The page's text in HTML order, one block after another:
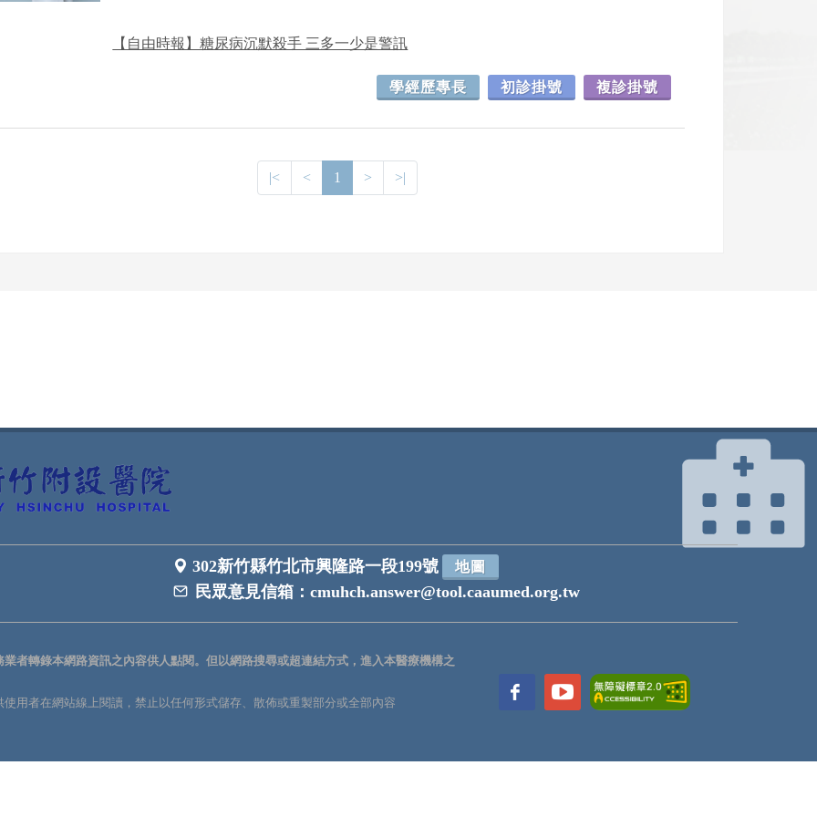
【自由時報】糖尿病沉默殺手 三多一少是警訊
學經歷專長 初診掛號 複診掛號
|< < 1 > >|
302新竹縣竹北市興隆路一段199號 地圖
民眾意見信箱：cmuhch.answer@tool.caaumed.org.tw
者轉錄本網路資訊之內容供人點閱。但以網路搜尋或超連結方式，進入本醫療機構之
用者在網站線上閱讀，禁止以任何形式儲存、散佈或重製部分或全部內容